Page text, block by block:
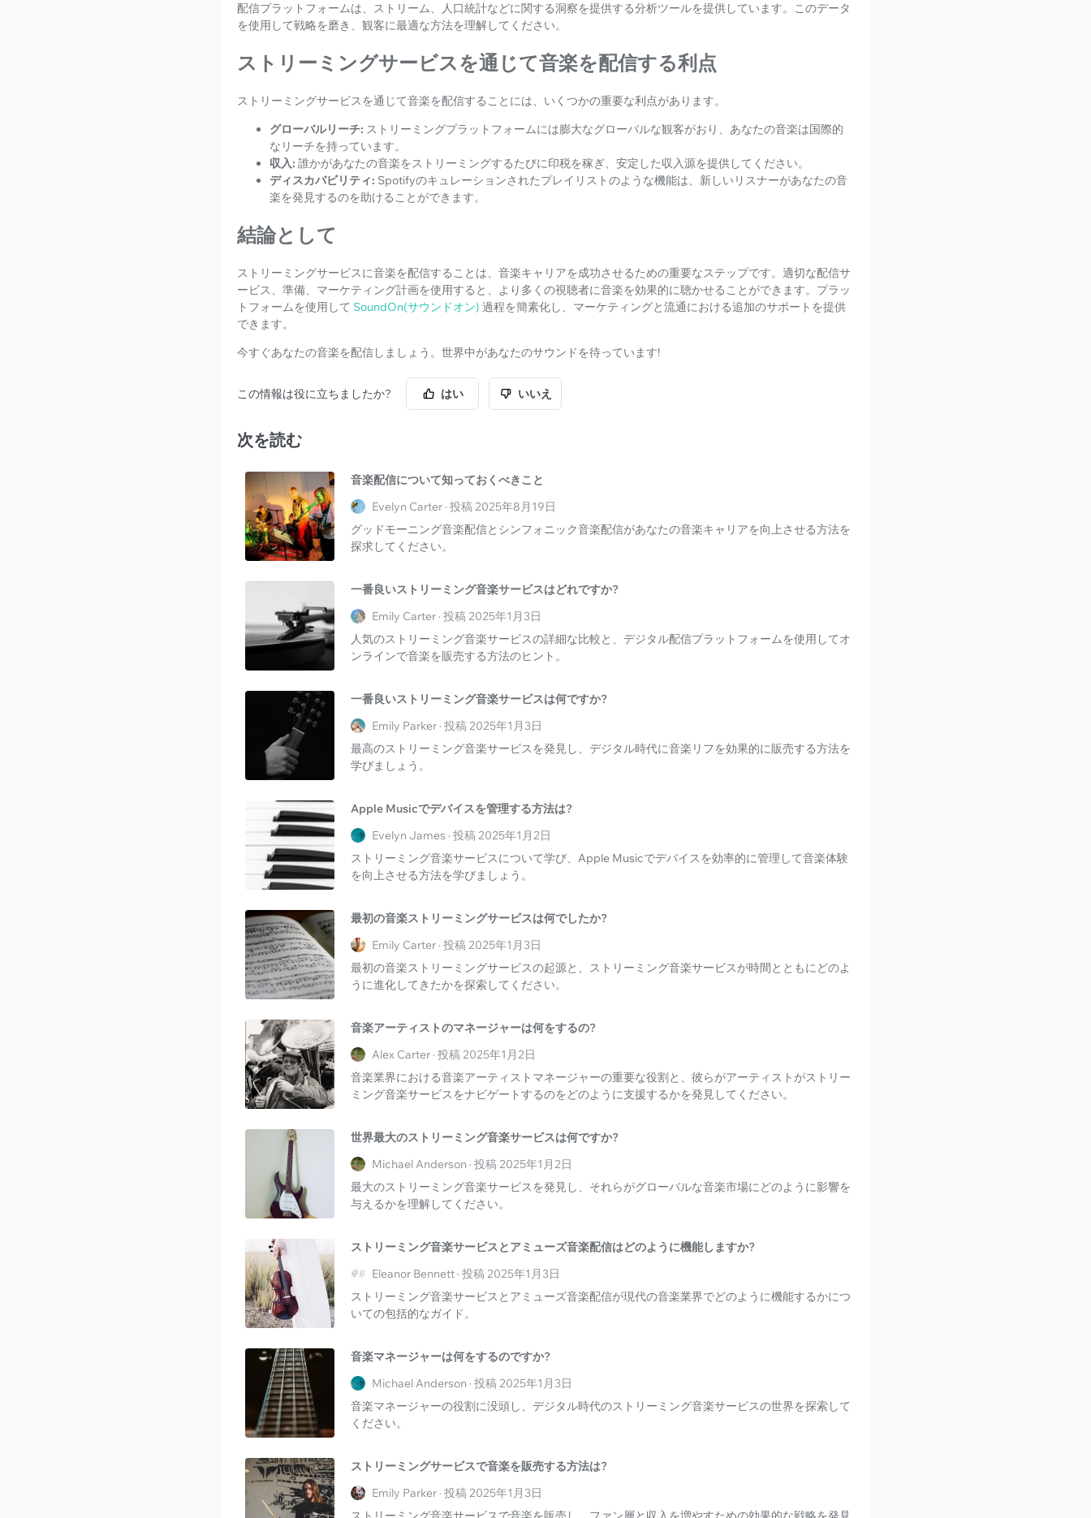
配信プラットフォームは、ストリーム、人口統計などに関する洞察を提供する分析ツールを提供しています。このデータ
を使用して戦略を磨き、観客に最適な方法を理解してください。
ストリーミングサービスを通じて音楽を配信する利点
ストリーミングサービスを通じて音楽を配信することには、いくつかの重要な利点があります。
グローバルリーチ: ストリーミングプラットフォームには膨大なグローバルな観客がおり、あなたの音楽は国際的
なリーチを持っています。
収入: 誰かがあなたの音楽をストリーミングするたびに印税を稼ぎ、安定した収入源を提供してください。
ディスカバビリティ: Spotifyのキュレーションされたプレイリストのような機能は、新しいリスナーがあなたの音
楽を発見するのを助けることができます。
結論として
ストリーミングサービスに音楽を配信することは、音楽キャリアを成功させるための重要なステップです。適切な配信サ
ービス、準備、マーケティング計画を使用すると、より多くの視聴者に音楽を効果的に聴かせることができます。プラッ
トフォームを使用して SoundOn(サウンドオン) 過程を簡素化し、マーケティングと流通における追加のサポートを提供
できます。
今すぐあなたの音楽を配信しましょう。世界中があなたのサウンドを待っています!
この情報は役に立ちましたか? はい いいえ
次を読む
音楽配信について知っておくべきこと
Evelyn Carter · 投稿 2025年8月19日
グッドモーニング音楽配信とシンフォニック音楽配信があなたの音楽キャリアを向上させる方法を
探求してください。
一番良いストリーミング音楽サービスはどれですか?
Emily Carter · 投稿 2025年1月3日
人気のストリーミング音楽サービスの詳細な比較と、デジタル配信プラットフォームを使用してオ
ンラインで音楽を販売する方法のヒント。
一番良いストリーミング音楽サービスは何ですか?
Emily Parker · 投稿 2025年1月3日
最高のストリーミング音楽サービスを発見し、デジタル時代に音楽リフを効果的に販売する方法を
学びましょう。
Apple Musicでデバイスを管理する方法は?
Evelyn James · 投稿 2025年1月2日
ストリーミング音楽サービスについて学び、Apple Musicでデバイスを効率的に管理して音楽体験
を向上させる方法を学びましょう。
最初の音楽ストリーミングサービスは何でしたか?
Emily Carter · 投稿 2025年1月3日
最初の音楽ストリーミングサービスの起源と、ストリーミング音楽サービスが時間とともにどのよ
うに進化してきたかを探索してください。
音楽アーティストのマネージャーは何をするの?
Alex Carter · 投稿 2025年1月2日
音楽業界における音楽アーティストマネージャーの重要な役割と、彼らがアーティストがストリー
ミング音楽サービスをナビゲートするのをどのように支援するかを発見してください。
世界最大のストリーミング音楽サービスは何ですか?
Michael Anderson · 投稿 2025年1月2日
最大のストリーミング音楽サービスを発見し、それらがグローバルな音楽市場にどのように影響を
与えるかを理解してください。
ストリーミング音楽サービスとアミューズ音楽配信はどのように機能しますか?
Eleanor Bennett · 投稿 2025年1月3日
ストリーミング音楽サービスとアミューズ音楽配信が現代の音楽業界でどのように機能するかにつ
いての包括的なガイド。
音楽マネージャーは何をするのですか?
Michael Anderson · 投稿 2025年1月3日
音楽マネージャーの役割に没頭し、デジタル時代のストリーミング音楽サービスの世界を探索して
ください。
ストリーミングサービスで音楽を販売する方法は?
Emily Parker · 投稿 2025年1月3日